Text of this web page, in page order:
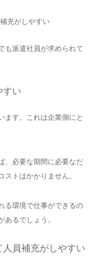
充がしやすい
も派遣社員が求められて
すい
ます。これは企業側にと
、必要な期間に必要なだ
トはかかりません。
る環境で仕事ができるの
るでしょう。
員補充がしやすい